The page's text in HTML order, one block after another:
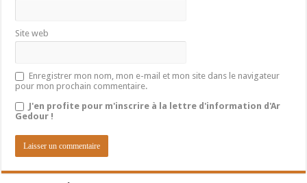
Site web
Enregistrer mon nom, mon e-mail et mon site dans le navigateur
pour mon prochain commentaire.
J'en profite pour m'inscrire à la lettre d'information d'Ar
Gedour !